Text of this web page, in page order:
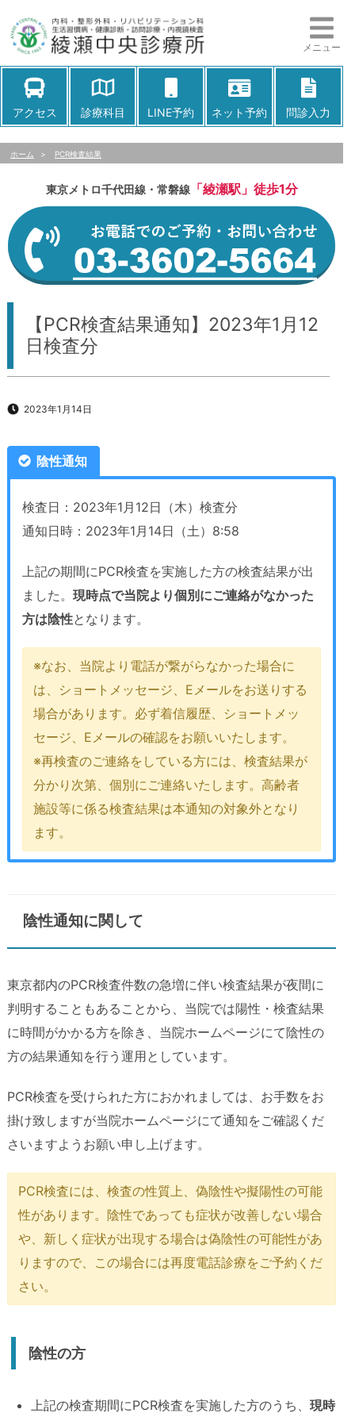
メニュー
アクセス 診療科目 LINE予約 ネット予約 問診入力
ホーム > PCR検査結果
東京メトロ千代田線・常磐線「綾瀬駅」徒歩1分
【PCR検査結果通知】2023年1月12
日検査分
2023年1月14日
陰性通知
検査日：2023年1月12日（木）検査分
通知日時：2023年1月14日（土）8:58
上記の期間にPCR検査を実施した方の検査結果が出
ました。 現時点で当院より個別にご連絡がなかった
方は陰性となります。
※なお、当院より電話が繋がらなかった場合に
は、ショートメッセージ、Eメールをお送りする
場合があります。必ず着信履歴、ショートメッ
セージ、Eメールの確認をお願いいたします。
※再検査のご連絡をしている方には、検査結果が
分かり次第、個別にご連絡いたします。高齢者
施設等に係る検査結果は本通知の対象外となり
ます。
陰性通知に関して
東京都内のPCR検査件数の急増に伴い検査結果が夜間に
判明することもあることから、当院では陽性・検査結果
に時間がかかる方を除き、当院ホームページにて陰性の
方の結果通知を行う運用としています。
PCR検査を受けられた方におかれましては、お手数をお
掛け致しますが当院ホームページにて通知をご確認くだ
さいますようお願い申し上げます。
PCR検査には、検査の性質上、偽陰性や擬陽性の可能
性があります。陰性であっても症状が改善しない場合
や、新しく症状が出現する場合は偽陰性の可能性があ
りますので、この場合には再度電話診療をご予約くだ
さい。
陰性の方
上記の検査期間にPCR検査を実施した方のうち、 現時